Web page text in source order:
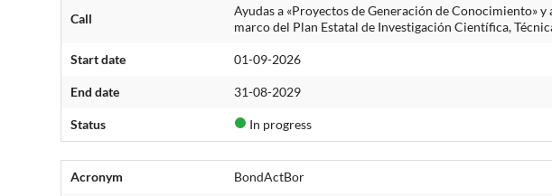
Call
Ayudas a «Proyectos de Generación de Conocimiento»
marco del Plan Estatal de Investigación Científica,
Start date 01-09-2026
End date 31-08-2029
Status In progress
Acronym BondActBor